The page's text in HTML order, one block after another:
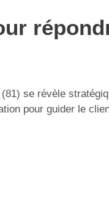
se révèle
pour guider le